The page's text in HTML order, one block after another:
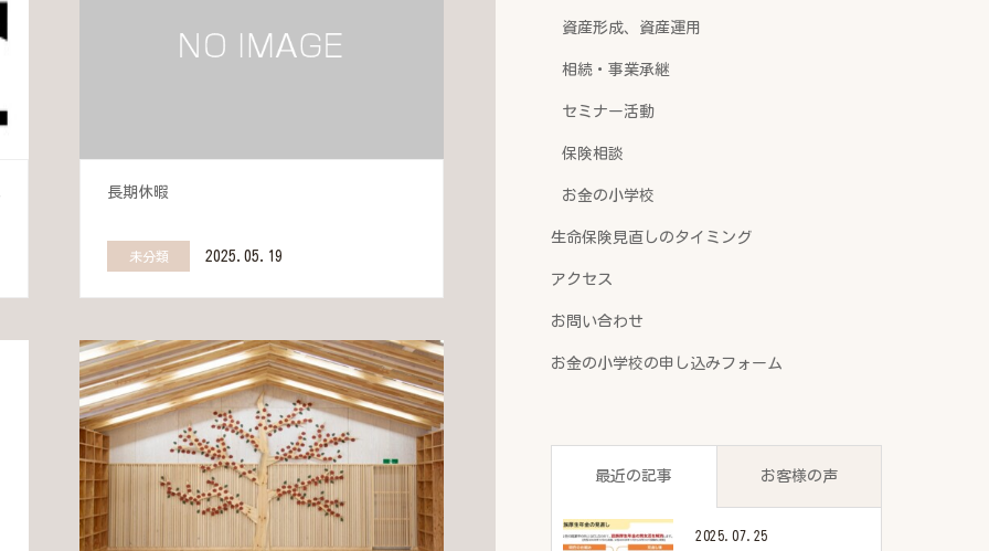
長期休暇
未分類 2025.05.19
資産形成、資産運用
相続・事業承継
セミナー活動
保険相談
お金の小学校
生命保険見直しのタイミング
アクセス
お問い合わせ
お金の小学校の申し込みフォーム
最近の記事 お客様の声
2025.07.25